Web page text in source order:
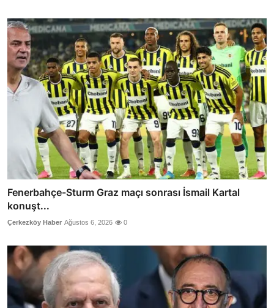
Fenerbahçe-Sturm Graz maçı sonrası İsmail Kartal
konuşt...
Çerkezköy Haber Ağustos 6, 2026 0